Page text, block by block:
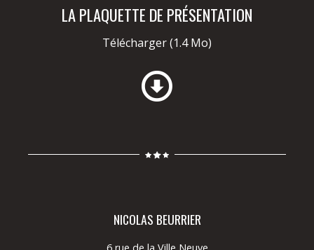
LA PLAQUETTE DE PRÉSENTATION
Télécharger(1.4 Mo)
NICOLAS BEURRIER